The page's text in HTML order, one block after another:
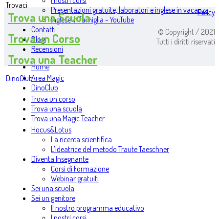
Presentazioni gratuite, laboratori e inglese in vacanza
Inglese in famiglia - YouTube
Contatti
Blog
Recensioni
Home
Area Magic
DinoClub
Trova un corso
Trova una scuola
Trova una Magic Teacher
Hocus&Lotus
La ricerca scientifica
L’ideatrice del metodo Traute Taeschner
Diventa Insegnante
Corsi di Formazione
Webinar gratuiti
Sei una scuola
Sei un genitore
Il nostro programma educativo
Trovaci
Trova una Scuola
Trova un Corso
Trova una Teacher
DinoClub
Policy
© Copyright / 2021
Tutti i diritti riservati